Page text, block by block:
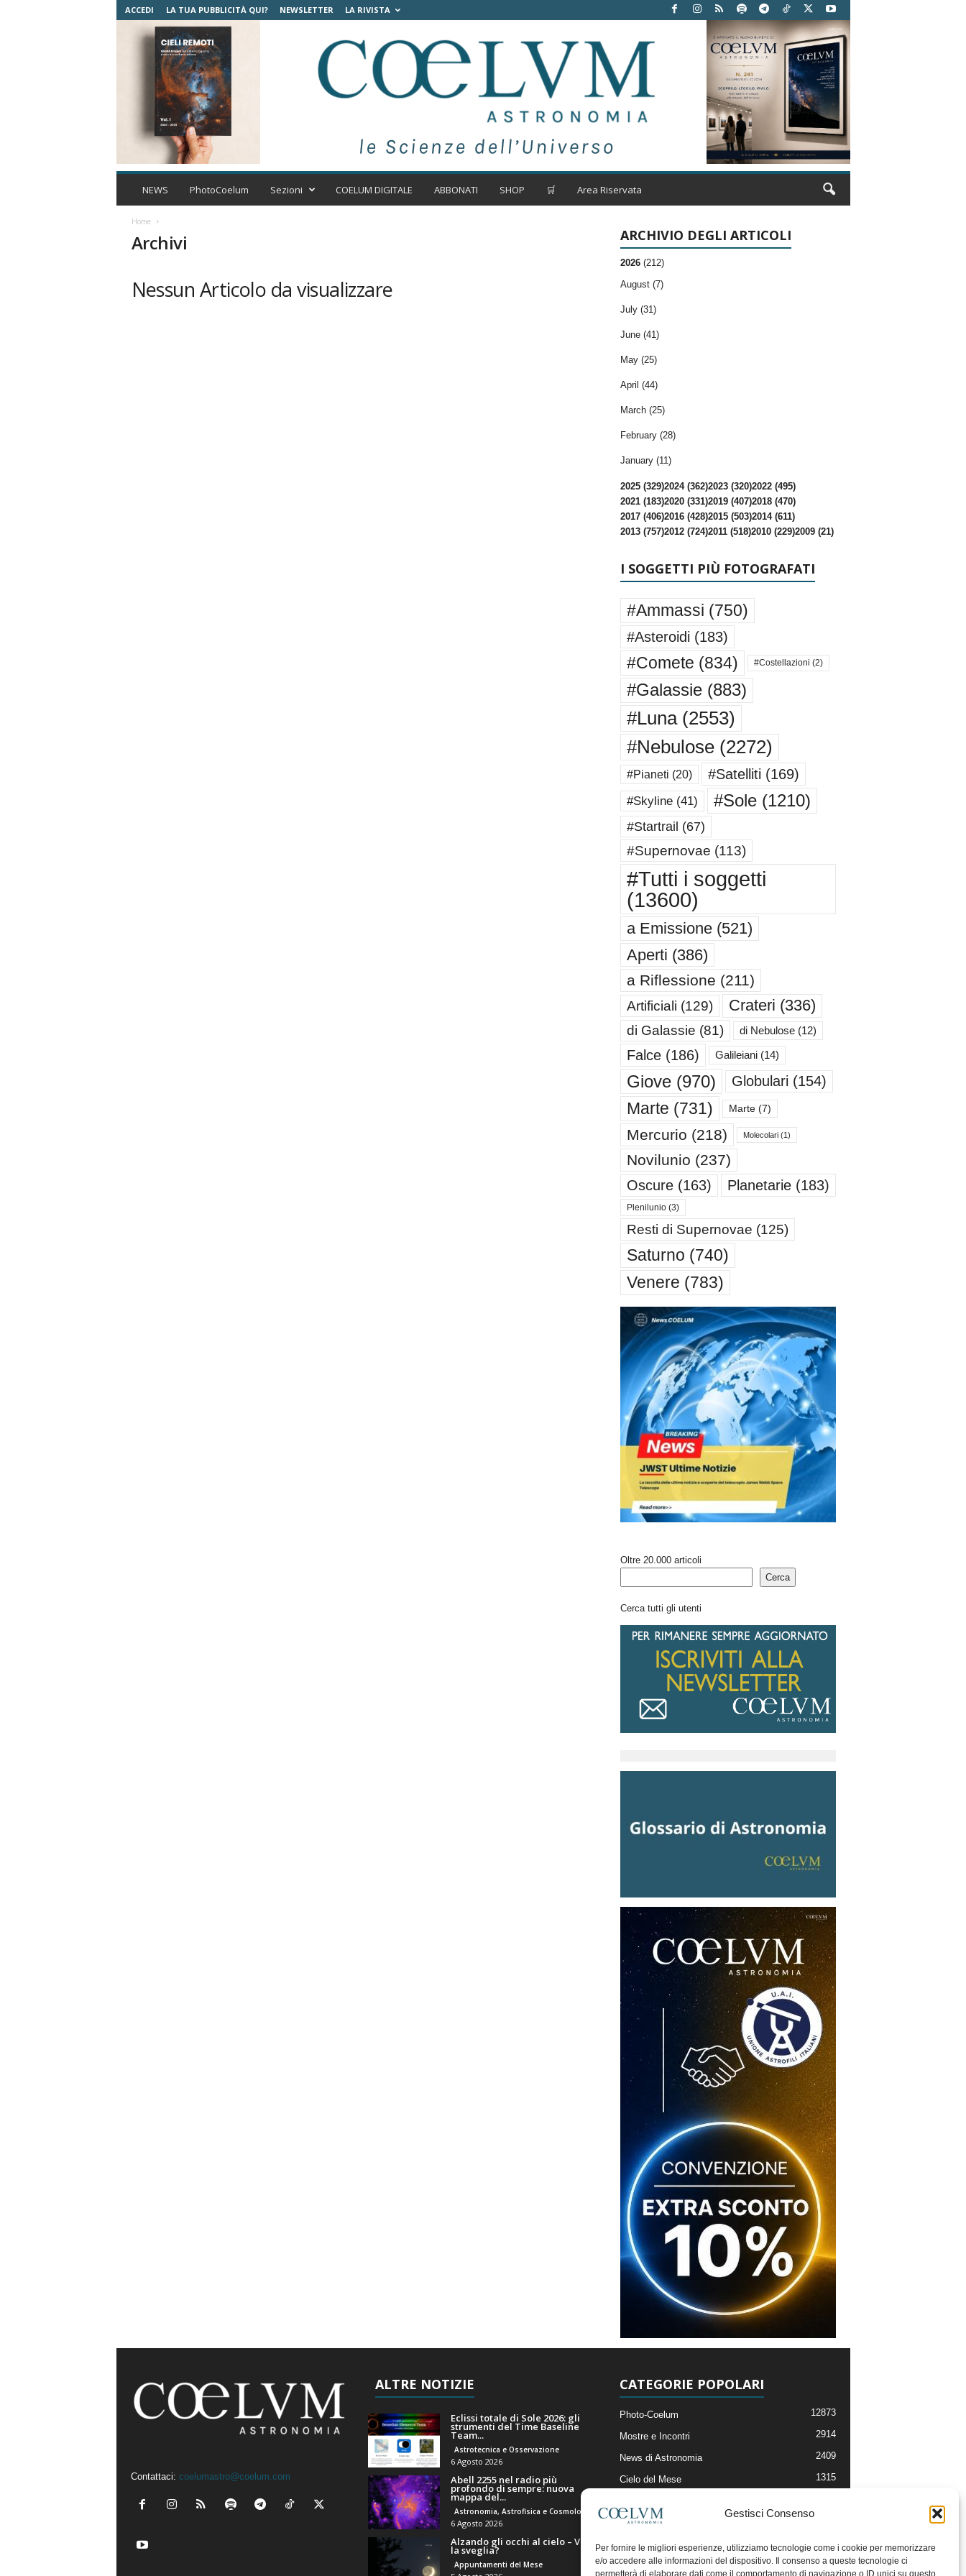
Gestisci Consenso
Per fornire le migliori esperienze, utilizziamo tecnologie come i cookie per memorizzare
e/o accedere alle informazioni del dispositivo. Il consenso a queste tecnologie ci
permetterà di elaborare dati come il comportamento di navigazione o ID unici su questo
ACCEDI LA TUA PUBBLICITÀ QUI? NEWSLETTER LA RIVISTA
C
t
NEWS PhotoCoelum Sezioni COELUM DIGITALE ABBONATI SHOP 🛒 Area Riservata
Home
Archivi
Nessun Articolo da visualizzare
ARCHIVIO DEGLI ARTICOLI
2026 (212)
August (7)
July (31)
June (41)
May (25)
April (44)
March (25)
February (28)
January (11)
2025 (329)2024 (362)2023 (320)2022 (495)
2021 (183)2020 (331)2019 (407)2018 (470)
2017 (406)2016 (428)2015 (503)2014 (611)
2013 (757)2012 (724)2011 (518)2010 (229)2009 (21)
I SOGGETTI PIÙ FOTOGRAFATI
#Ammassi (750)
#Asteroidi (183)
#Comete (834) #Costellazioni (2)
#Galassie(883)
#Luna(2553)
#Nebulose(2272)
#Pianeti (20) #Satelliti (169)
#Skyline(41) #Sole(1210)
#Startrail (67)
#Supernovae (113)
#Tutti i soggetti
(13600)
a Emissione(521)
Aperti (386)
a Riflessione (211)
Artificiali (129) Crateri (336)
di Galassie (81) di Nebulose(12)
Falce(186) Galileiani(14)
Giove(970) Globulari (154)
Marte (731) Marte(7)
Mercurio (218) Molecolari(1)
Novilunio (237)
Oscure(163) Planetarie(183)
Plenilunio(3)
Resti di Supernovae (125)
Saturno (740)
Venere (783)
Oltre 20.000 articoli
Cerca
Cerca tutti gli utenti
Contattaci: coelumastro@coelum.com
ALTRE NOTIZIE
Eclissi totale di Sole 2026: gli
strumenti del Time Baseline
Team...
Astrotecnica e Osservazione
6 Agosto 2026
Abell 2255 nel radio più
profondo di sempre: nuova
mappa del...
Astronomia, Astrofisica e Cosmologia
6 Agosto 2026
Alzando gli occhi al cielo – Vale
la sveglia?
Appuntamenti del Mese
CATEGORIE POPOLARI
Photo-Coelum 12873
Mostre e Incontri 2914
News di Astronomia 2409
Cielo del Mese 1315
Articoli e Risorse On-Line
Il Blog della Redazione